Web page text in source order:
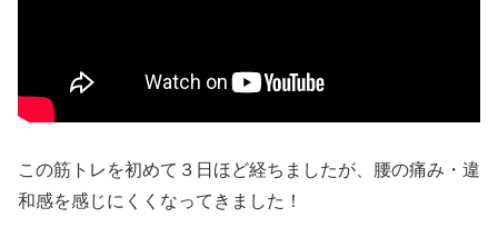
この筋トレを初めて３日ほど経ちましたが、腰の痛み・違
和感を感じにくくなってきました！